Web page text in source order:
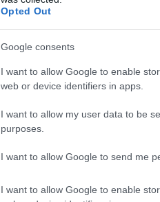
Opted Out
Google consents
I want to allow Google to enable
web or device identifiers in apps.
I want to allow my user data to be
purposes.
I want to allow Google to send me
I want to allow Google to enable